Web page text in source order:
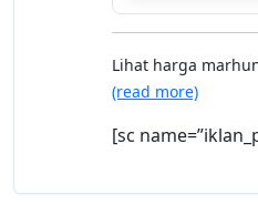
Lihat harga
(read more)
[sc